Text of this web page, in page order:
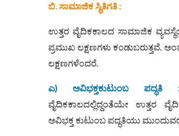
ಬಿ. ಸಾಮಾಜಿಕ ಸ್ಥಿತಿಗತಿ :
ಉತ್ತರ ವೈದಿಕಕಾಲದ ಸಾಮಾಜಿಕ
ಪ್ರಮುಖ ಲಕ್ಷಣಗಳು ಕಂಡುಬರುತ್ತವೆ.
ಲಕ್ಷಣಗಳೆಂದರೆ.
ಎ) ಅವಿಭಕ್ತಕುಟುಂಬ ಪದ್ಧತಿ :
ವೈದಿಕಕಾಲದಲ್ಲಿದ್ದಂತೆಯೇ ಉತ್ತರ
ಅವಿಭಕ್ತ ಕುಟುಂಬ ಪದ್ಧತಿಯು